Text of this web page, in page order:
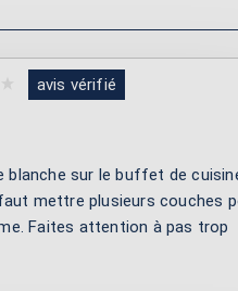
avis vérifié
blanche sur le buffet de
mettre plusieurs couches
Faites attention à pas trop